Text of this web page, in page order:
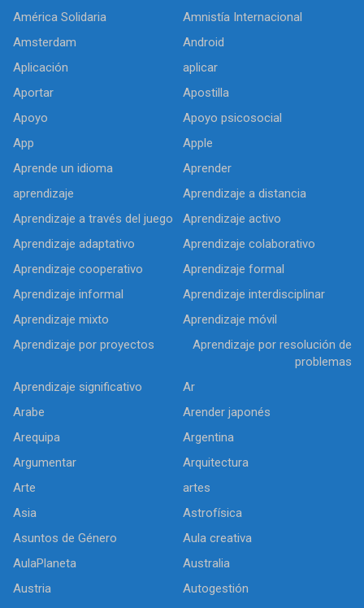
América Solidaria
Amnistía Internacional
Amsterdam
Android
Aplicación
aplicar
Aportar
Apostilla
Apoyo
Apoyo psicosocial
App
Apple
Aprende un idioma
Aprender
aprendizaje
Aprendizaje a distancia
Aprendizaje a través del juego
Aprendizaje activo
Aprendizaje adaptativo
Aprendizaje colaborativo
Aprendizaje cooperativo
Aprendizaje formal
Aprendizaje informal
Aprendizaje interdisciplinar
Aprendizaje mixto
Aprendizaje móvil
Aprendizaje por proyectos
Aprendizaje por resolución de
problemas
Aprendizaje significativo
Ar
Arabe
Arender japonés
Arequipa
Argentina
Argumentar
Arquitectura
Arte
artes
Asia
Astrofísica
Asuntos de Género
Aula creativa
AulaPlaneta
Australia
Austria
Autogestión